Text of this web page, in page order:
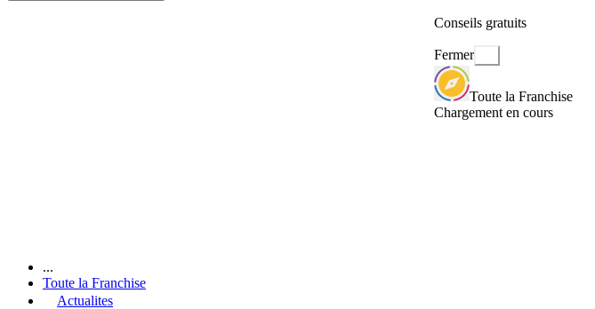
Conseils gratuits
Fermer
Toute la Franchise
Chargement en cours
...
Toute la Franchise
Actualites